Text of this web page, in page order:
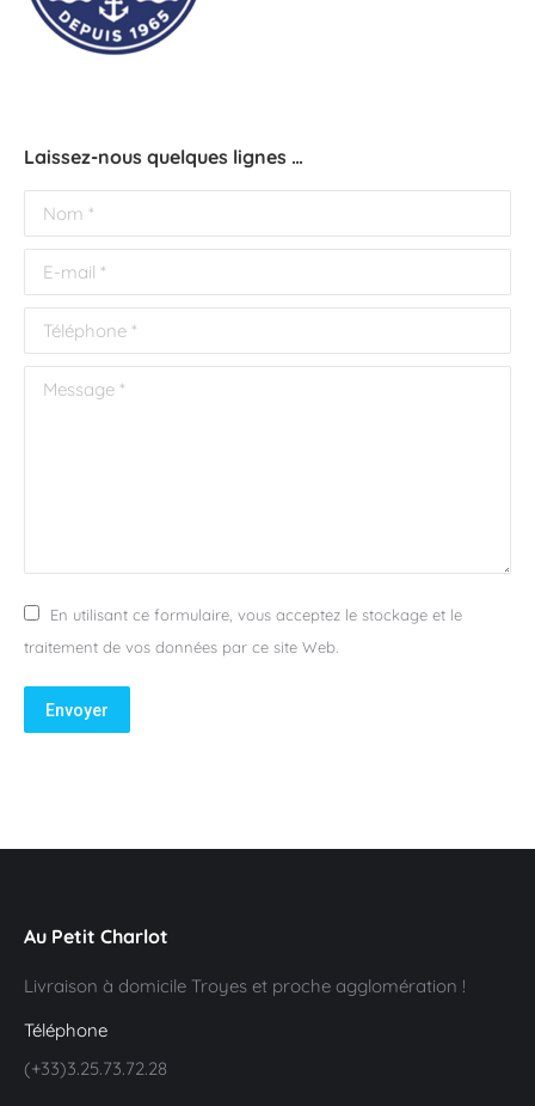
Laissez-nous quelques lignes …
Nom *
E-mail *
Téléphone *
Message *
En utilisant ce formulaire, vous acceptez le stockage et le
traitement de vos données par ce site Web.
Envoyer
Au Petit Charlot
Livraison à domicile Troyes et proche agglomération !
Téléphone
(+33)3.25.73.72.28